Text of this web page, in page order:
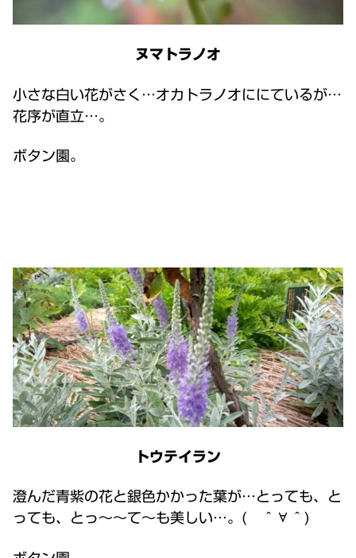
ヌマトラノオ
小さな白い花がさく…オカトラノオににているが…
花序が直立…。
ボタン園。
トウテイラン
澄んだ青紫の花と銀色かかった葉が…とっても、と
っても、とっ～～て～も美しい…。( ＾∀＾)